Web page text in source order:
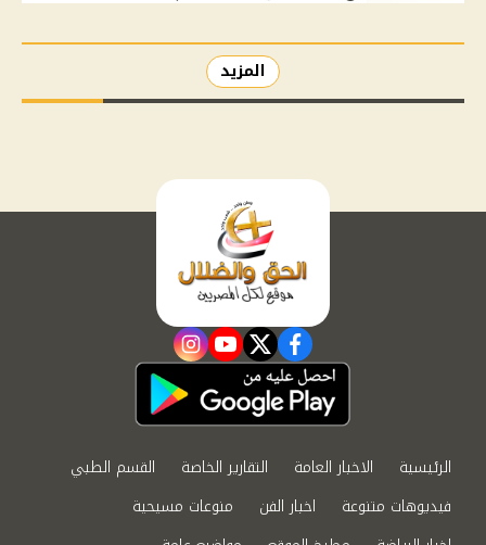
المزيد
facebook
twitter
youtube
instagram
الرئيسية الاخبار العامة التقارير الخاصة
القسم الطبي
فيديوهات متنوعة
اخبار الفن
منوعات مسيحية